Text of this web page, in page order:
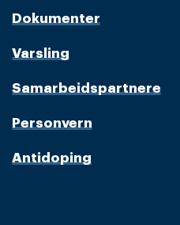
Dokumenter
Varsling
Samarbeidspartnere
Personvern
Antidoping